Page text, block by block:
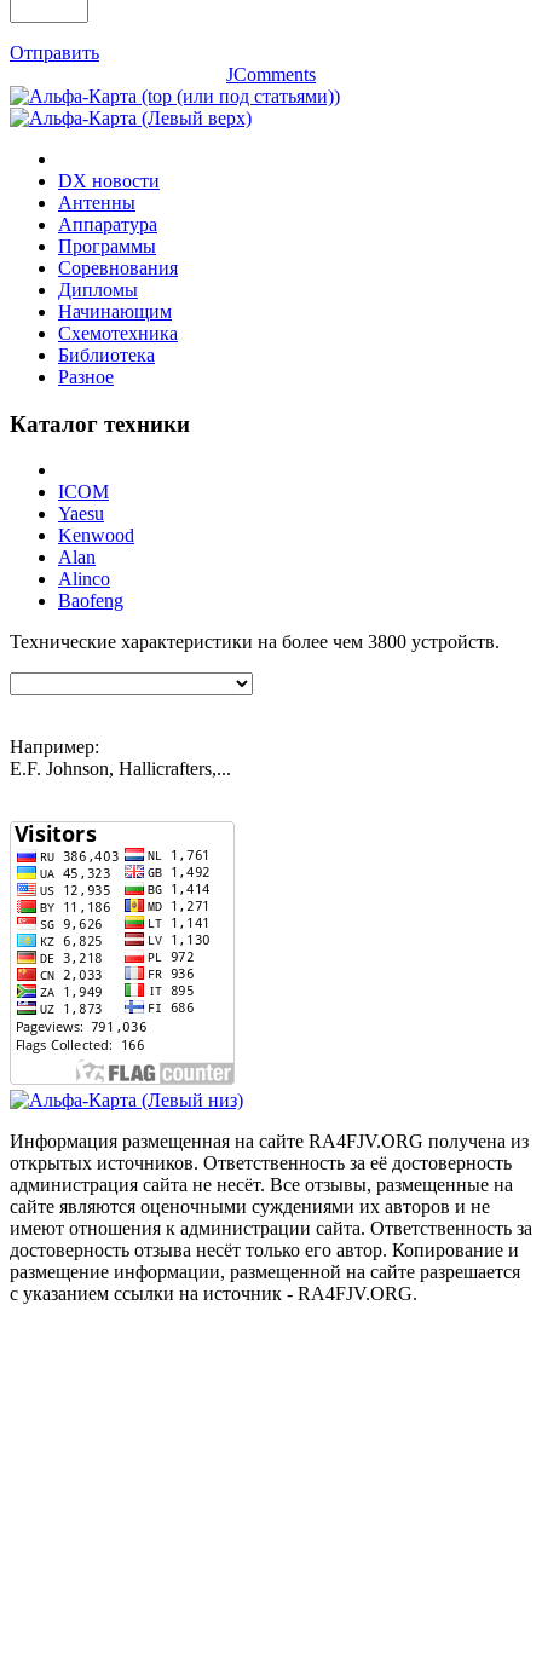
Отправить
JComments
DX новости
Антенны
Аппаратура
Программы
Соревнования
Дипломы
Начинающим
Схемотехника
Библиотека
Разное
Каталог техники
ICOM
Yaesu
Kenwood
Alan
Alinco
Baofeng
Технические характеристики на более чем 3800 устройств.
Например:
E.F. Johnson, Hallicrafters,...
Информация размещенная на сайте RA4FJV.ORG получена из
открытых источников. Ответственность за её достоверность
администрация сайта не несёт. Все отзывы, размещенные на
сайте являются оценочными суждениями их авторов и не
имеют отношения к администрации сайта. Ответственность за
достоверность отзыва несёт только его автор. Копирование и
размещение информации, размещенной на сайте разрешается
с указанием ссылки на источник - RA4FJV.ORG.